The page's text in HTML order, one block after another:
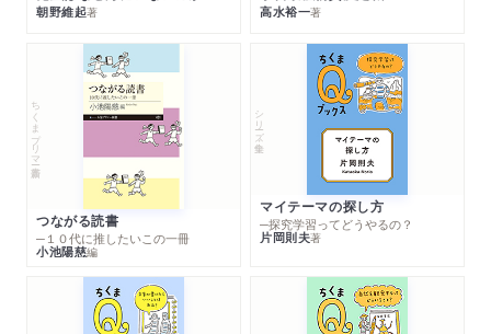
朝野維起著 高水裕一著
ちくまプリマー新書
つながる読書
─１０代に推したいこの一冊
小池陽慈編
シリーズ・全集
マイテーマの探し方
─探究学習ってどうやるの？
片岡則夫著